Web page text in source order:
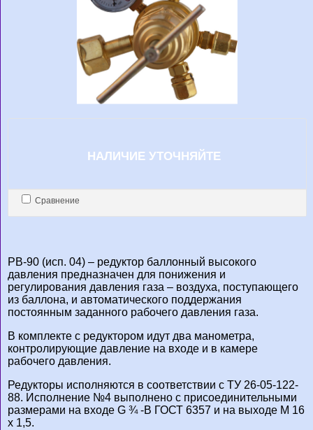
НАЛИЧИЕ УТОЧНЯЙТЕ
Сравнение
РВ-90 (исп. 04) – редуктор баллонный высокого
давления предназначен для понижения и
регулирования давления газа – воздуха, поступающего
из баллона, и автоматического поддержания
постоянным заданного рабочего давления газа.
В комплекте с редуктором идут два манометра,
контролирующие давление на входе и в камере
рабочего давления.
Редукторы исполняются в соответствии с ТУ 26-05-122-
88. Исполнение №4 выполнено с присоединительными
размерами на входе G ¾ -В ГОСТ 6357 и на выходе М 16
х 1,5.